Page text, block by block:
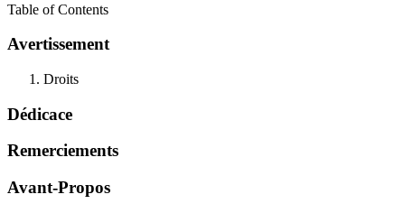
Table of Contents
Avertissement
Droits
Dédicace
Remerciements
Avant-Propos